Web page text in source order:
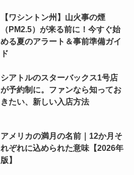
【ワシントン州】山火事の煙
（PM2.5）が来る前に！今すぐ始
める夏のアラート＆事前準備ガイ
ド
シアトルのスターバックス1号店
が予約制に。ファンなら知ってお
きたい、新しい入店方法
アメリカの満月の名前｜12か月そ
れぞれに込められた意味【2026年
版】